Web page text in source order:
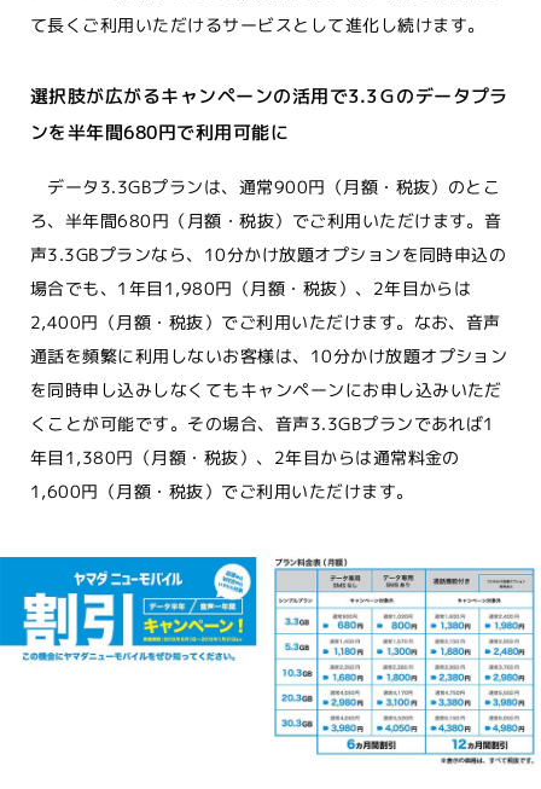
て長くご利用いただけるサービスとして進化し続けます。
選択肢が広がるキャンペーンの活用で3.3Ｇのデータプラ
ンを半年間680円で利用可能に
データ3.3GBプランは、通常900円（月額・税抜）のとこ
ろ、半年間680円（月額・税抜）でご利用いただけます。音
声3.3GBプランなら、10分かけ放題オプションを同時申込の
場合でも、1年目1,980円（月額・税抜）、2年目からは
2,400円（月額・税抜）でご利用いただけます。なお、音声
通話を頻繁に利用しないお客様は、10分かけ放題オプション
を同時申し込みしなくてもキャンペーンにお申し込みいただ
くことが可能です。その場合、音声3.3GBプランであれば1
年目1,380円（月額・税抜）、2年目からは通常料金の
1,600円（月額・税抜）でご利用いただけます。